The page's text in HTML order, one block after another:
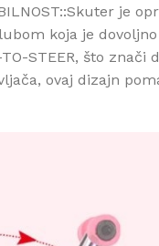
je
koja je
STEER, što
ovaj dizajn